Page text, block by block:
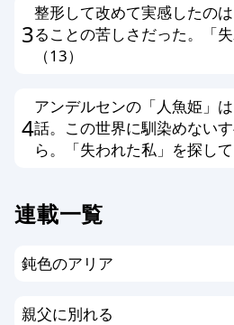
3
整形して改めて実感したの
ることの苦しさだった。「
（13）
4
アンデルセンの「人魚姫」
話。この世界に馴染めない
ら。「失われた私」を探して
連載一覧
鈍色のアリア
親父に別れる